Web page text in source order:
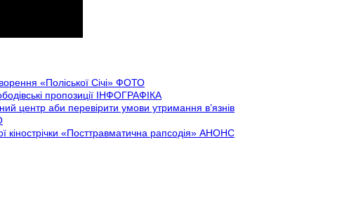
«Поліської Січі» ФОТО
пропозиції ІНФОГРАФІКА
центр аби перевірити умови утримання в’язнів
кінострічки «Посттравматична рапсодія» АНОНС